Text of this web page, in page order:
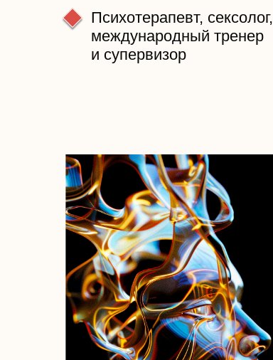
Психотерапевт, сексолог,
международный тренер
и супервизор